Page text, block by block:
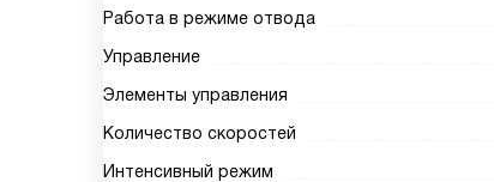
Работа в режиме отвода
Управление
Элементы управления
Количество скоростей
Интенсивный режим